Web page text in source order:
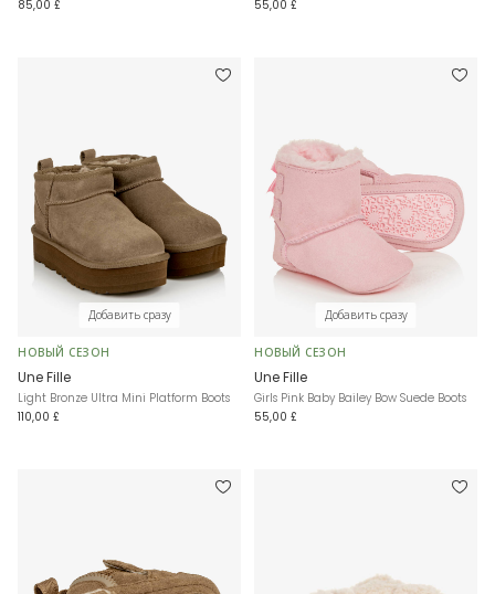
85,00 £
55,00 £
Добавить сразу
НОВЫЙ СЕЗОН
Une Fille
Light Bronze Ultra Mini Platform Boots
110,00 £
Добавить сразу
НОВЫЙ СЕЗОН
Une Fille
Girls Pink Baby Bailey Bow Suede Boots
55,00 £